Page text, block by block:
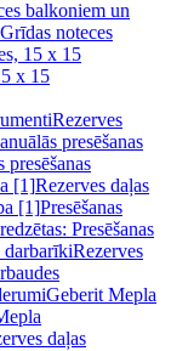
balkoniem un
Grīdas noteces
15 x 15
x 15
Rezerves
presēšanas
presēšanas
[1]Rezerves daļas
[1]Presēšanas
Presēšanas
darbarīkiRezerves
Geberit Mepla
daļas